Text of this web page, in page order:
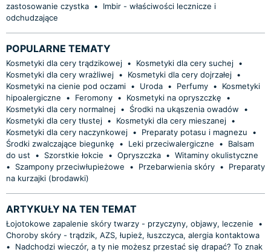
zastosowanie czystka •
Imbir - właściwości lecznicze i
odchudzające
POPULARNE TEMATY
Kosmetyki dla cery trądzikowej • Kosmetyki dla cery suchej •
Kosmetyki dla cery wrażliwej • Kosmetyki dla cery dojrzałej •
Kosmetyki na cienie pod oczami • Uroda • Perfumy •
Kosmetyki
hipoalergiczne
• Feromony • Kosmetyki na opryszczkę
•
Kosmetyki dla cery normalnej • Środki na ukąszenia owadów
•
Kosmetyki dla cery tłustej • Kosmetyki dla cery mieszanej •
Kosmetyki dla cery naczynkowej • Preparaty potasu i magnezu
•
Środki zwalczające biegunkę
• Leki przeciwalergiczne •
Balsam
do ust
• Szorstkie łokcie • Opryszczka • Witaminy okulistyczne
•
Szampony przeciwłupieżowe • Przebarwienia skóry •
Preparaty
na kurzajki (brodawki)
ARTYKUŁY NA TEN TEMAT
Łojotokowe zapalenie skóry twarzy - przyczyny, objawy, leczenie
•
Choroby skóry - trądzik, AZS, łupież, łuszczyca, alergia kontaktowa
•
Nadchodzi wieczór, a ty nie możesz przestać się drapać? To znak